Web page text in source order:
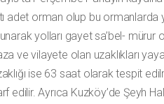
adet orman olup bu ormanlarda
yolları gayet sa’bel- mürur
ve vilayete olan uzaklıkları
ise 63 saat olarak tespit
edilir. Ayrıca Kuzköy’de Şeyh